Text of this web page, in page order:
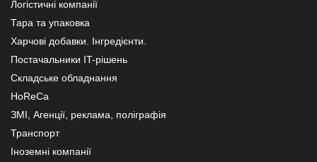
Логістичні компанії
Тара та упаковка
Харчові добавки. Інгредієнти.
Постачальники IT-рішень
Складське обладнання
HoReCa
ЗМІ, Агенції, реклама, поліграфія
Транспорт
Іноземні компанії